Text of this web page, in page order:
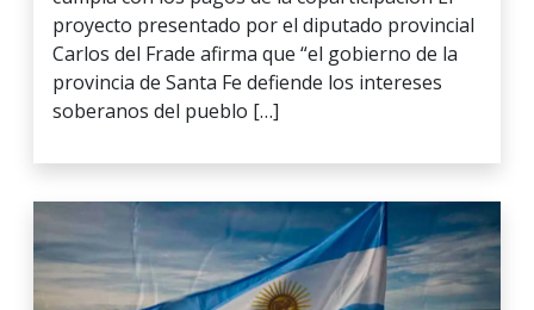
proyecto presentado por el diputado provincial
Carlos del Frade afirma que “el gobierno de la
provincia de Santa Fe defiende los intereses
soberanos del pueblo […]